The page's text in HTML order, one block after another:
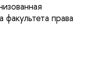
права